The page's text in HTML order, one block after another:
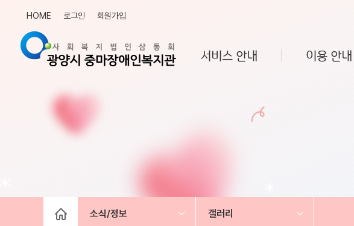
HOME 로그인 회원가입
서비스 안내 이용 안내
소식/정보 갤러리